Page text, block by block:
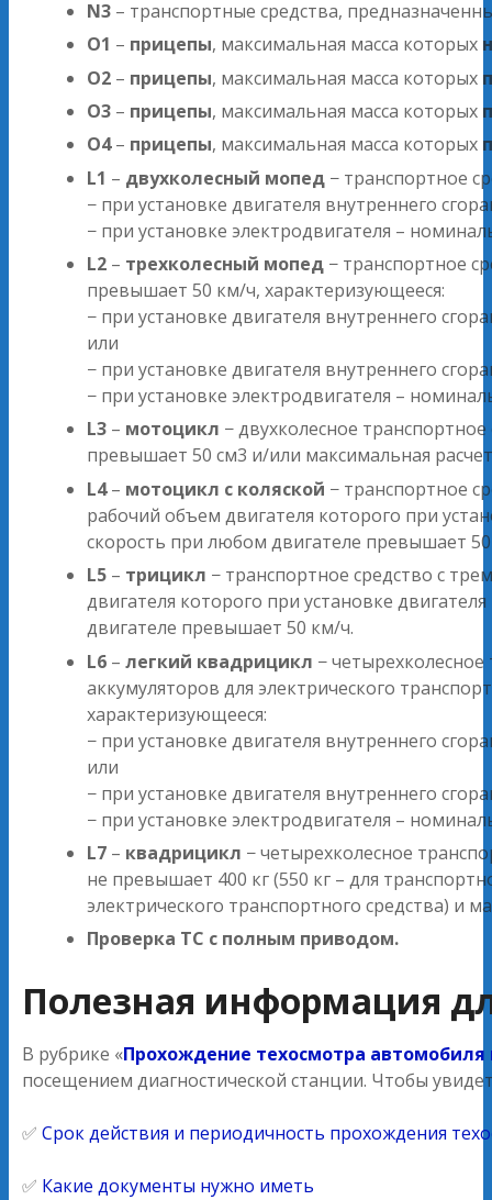
N3 – транспортные средства,
O1 – прицепы, максимальная масса которых
O2 – прицепы, максимальная масса которых
O3 – прицепы, максимальная масса которых
O4– прицепы, максимальная масса которых
L1 – двухколесный мопед − транспортное
− при установке двигателя внутреннего
− при установке электродвигателя –
L2 – трехколесный мопед − транспортное
превышает 50 км/ч, характеризующееся:
− при установке двигателя внутреннего
или
− при установке двигателя внутреннего
− при установке электродвигателя –
L3 – мотоцикл − двухколесное
превышает 50 см3 и/или максимальная
L4– мотоцикл с коляской − транспортное
рабочий объем двигателя которого при
скорость при любом двигателе превышает
L5 – трицикл − транспортное средство с
двигателя которого при установке
двигателе превышает 50 км/ч.
L6 –легкий квадрицикл −
аккумуляторов для электрического
характеризующееся:
− при установке двигателя внутреннего
или
− при установке двигателя внутреннего
− при установке электродвигателя –
L7 – квадрицикл − четырехколесное
не превышает 400 кг (550 кг – для
электрического транспортного средства) и
Проверка ТС с полным приводом.
Полезная информация
В рубрике «Прохождение техосмотра автомобиля
посещением диагностической станции. Чтобы
✅ Срок действия и периодичность прохождения
✅ Какие документы нужно иметь